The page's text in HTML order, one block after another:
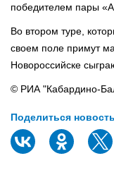
победителем пары
Во втором туре,
своем поле примут
Новороссийске
© РИА "Кабардино-
Поделиться